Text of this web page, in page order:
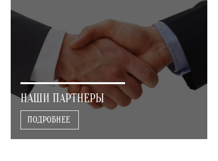
НАШИ ПАРТНЕРЫ
ПОДРОБНЕЕ